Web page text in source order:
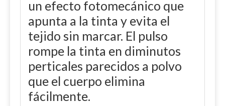
un efecto fotomecánico que
apunta a la tinta y evita el
tejido sin marcar. El pulso
rompe la tinta en diminutos
perticales parecidos a polvo
que el cuerpo elimina
fácilmente.